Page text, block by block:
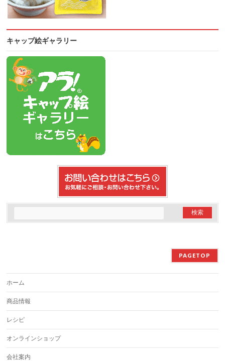
キャップ絵ギャラリー
PAGETOP
ホーム
商品情報
レシピ
オンラインショップ
会社案内